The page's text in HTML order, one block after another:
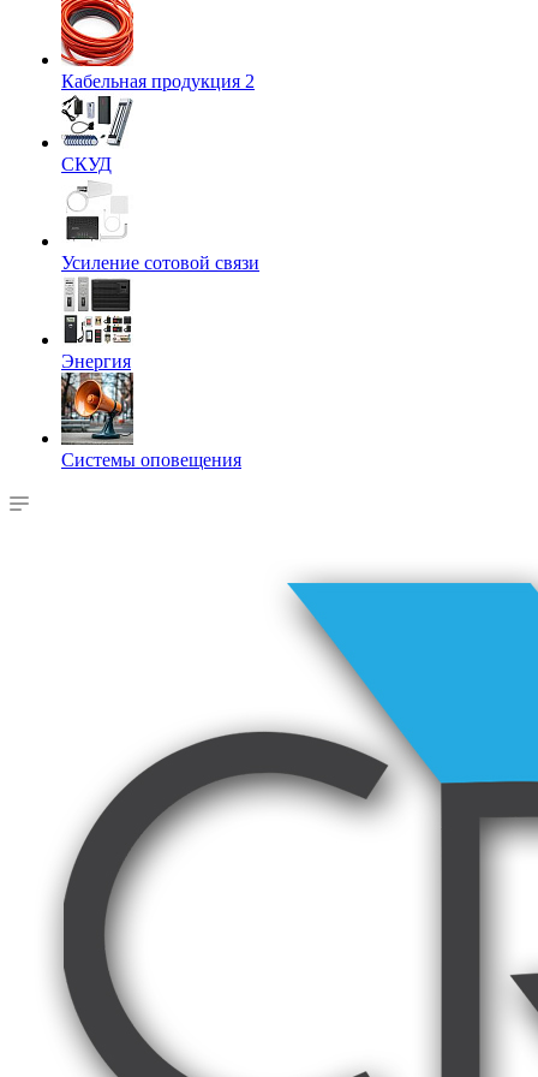
Кабельная продукция 2
СКУД
Усиление сотовой связи
Энергия
Системы оповещения